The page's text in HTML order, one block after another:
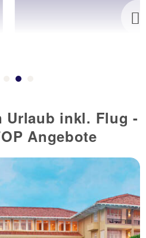
Urlaub inkl. Flug -
Angebote